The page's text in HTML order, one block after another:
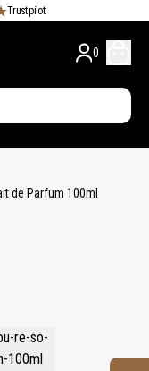
Trustpilot
0
de Parfum 100ml